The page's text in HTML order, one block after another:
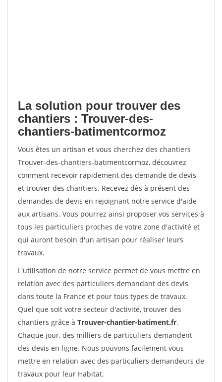
La solution pour trouver des
chantiers : Trouver-des-
chantiers-batimentcormoz
Vous êtes un artisan et vous cherchez des chantiers
Trouver-des-chantiers-batimentcormoz, découvrez
comment recevoir rapidement des demande de devis
et trouver des chantiers. Recevez dès à présent des
demandes de devis en rejoignant notre service d'aide
aux artisans. Vous pourrez ainsi proposer vos services à
tous les particuliers proches de votre zone d'activité et
qui auront besoin d'un artisan pour réaliser leurs
travaux.
L'utilisation de notre service permet de vous mettre en
relation avec des particuliers demandant des devis
dans toute la France et pour tous types de travaux.
Quel que soit votre secteur d'activité, trouver des
chantiers grâce à Trouver-chantier-batiment.fr.
Chaque jour, des milliers de particuliers demandent
des devis en ligne. Nous pouvons facilement vous
mettre en relation avec des particuliers demandeurs de
travaux pour leur Habitat.